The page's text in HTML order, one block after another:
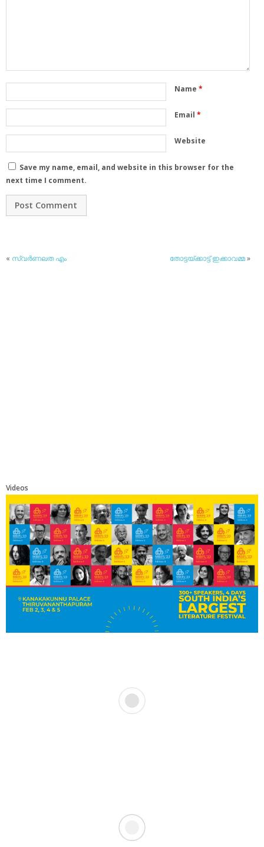
Name *
Email *
Website
Save my name, email, and website in this browser for the
next time I comment.
« സ്വര്‍ണലത എം തോട്ടയ്ക്കാട്ട് ഇക്കാവമ്മ»
Videos